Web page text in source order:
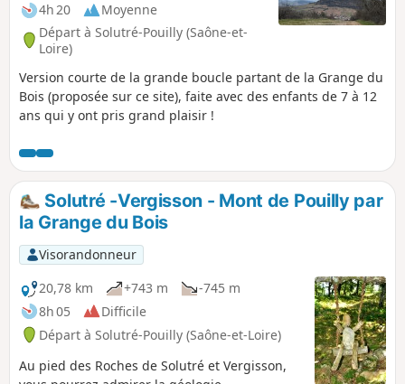
4h 20
Moyenne
Départ à Solutré-Pouilly (Saône-et-
Loire)
Version courte de la grande boucle partant de la Grange du
Bois (proposée sur ce site), faite avec des enfants de 7 à 12
ans qui y ont pris grand plaisir !
Solutré -Vergisson - Mont de Pouilly par
la Grange du Bois
Visorandonneur
20,78 km
+743 m
-745 m
8h 05
Difficile
Départ à Solutré-Pouilly (Saône-et-Loire)
Au pied des Roches de Solutré et Vergisson,